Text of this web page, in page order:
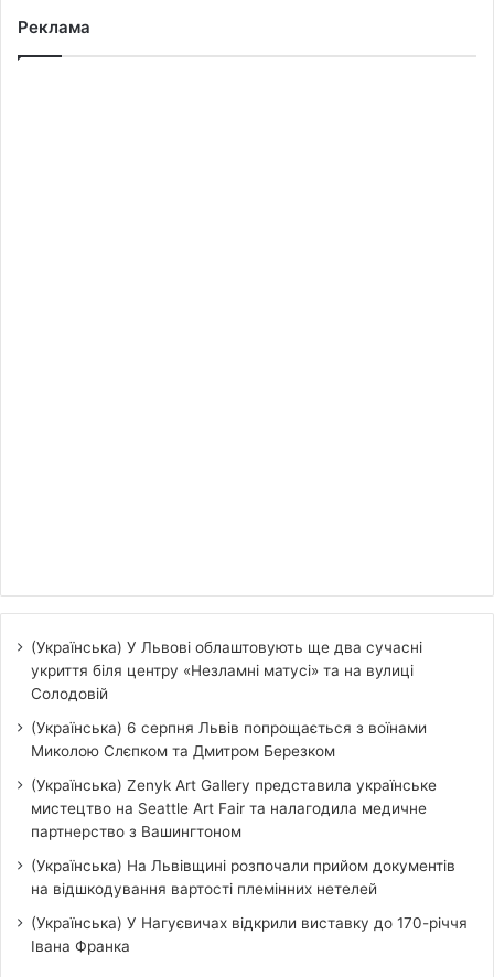
Реклама
(Українська) У Львові облаштовують ще два сучасні
укриття біля центру «Незламні матусі» та на вулиці
Солодовій
(Українська) 6 серпня Львів попрощається з воїнами
Миколою Слєпком та Дмитром Березком
(Українська) Zenyk Art Gallery представила українське
мистецтво на Seattle Art Fair та налагодила медичне
партнерство з Вашингтоном
(Українська) На Львівщині розпочали прийом документів
на відшкодування вартості племінних нетелей
(Українська) У Нагуєвичах відкрили виставку до 170-річчя
Івана Франка